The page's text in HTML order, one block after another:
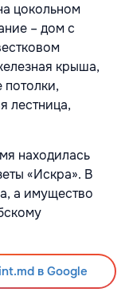
цокольном
– дом с
крыша,
лестница,
находилась
«Искра». В
а имущество
в Google